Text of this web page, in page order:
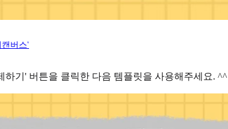
버스'
기' 버튼을 클릭한 다음 템플릿을 사용해주세요. ^^